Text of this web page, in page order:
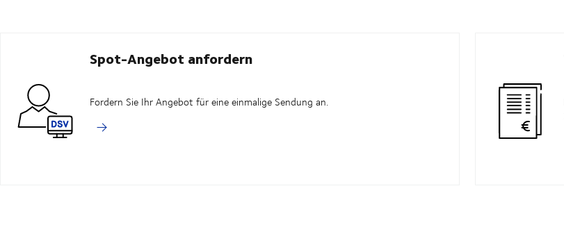
Spot-Angebot anfordern
Fordern Sie Ihr Angebot für eine einmalige Sendung an.